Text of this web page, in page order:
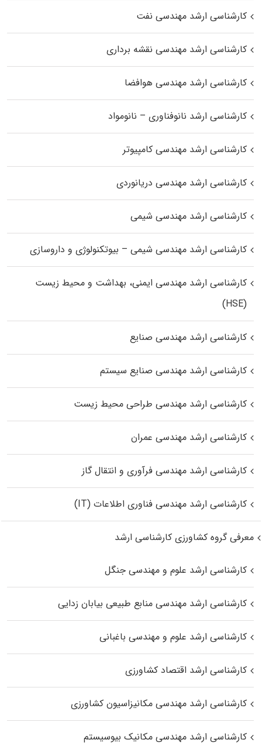
کارشناسی ارشد مهندسی نفت
کارشناسی ارشد مهندسی نقشه برداری
کارشناسی ارشد مهندسی هوافضا
کارشناسی ارشد نانوفناوری – نانومواد
کارشناسی ارشد مهندسی کامپیوتر
کارشناسی ارشد مهندسی دریانوردی
کارشناسی ارشد مهندسی شیمی
کارشناسی ارشد مهندسی شیمی – بیوتکنولوژی و داروسازی
کارشناسی ارشد مهندسی ایمنی، بهداشت و محیط زیست
(HSE)
کارشناسی ارشد مهندسی صنایع
کارشناسی ارشد مهندسی صنایع سیستم
کارشناسی ارشد مهندسی طراحی محیط زیست
کارشناسی ارشد مهندسی عمران
کارشناسی ارشد مهندسی فرآوری و انتقال گاز
کارشناسی ارشد مهندسی فناوری اطلاعات (IT)
معرفی گروه کشاورزی کارشناسی ارشد
کارشناسی ارشد علوم و مهندسی جنگل
کارشناسی ارشد مهندسی منابع طبیعی بیابان زدایی
کارشناسی ارشد علوم و مهندسی باغبانی
کارشناسی ارشد اقتصاد کشاورزی
کارشناسی ارشد مهندسی مکانیزاسیون کشاورزی
کارشناسی ارشد مهندسی مکانیک بیوسیستم